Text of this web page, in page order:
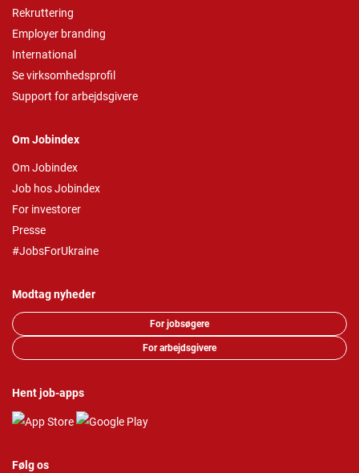
Rekruttering
Employer branding
International
Se virksomhedsprofil
Support for arbejdsgivere
Om Jobindex
Om Jobindex
Job hos Jobindex
For investorer
Presse
#JobsForUkraine
Modtag nyheder
For jobsøgere
For arbejdsgivere
Hent job-apps
Følg os